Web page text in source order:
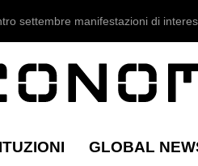
settembre manifestazioni di
GLOBAL